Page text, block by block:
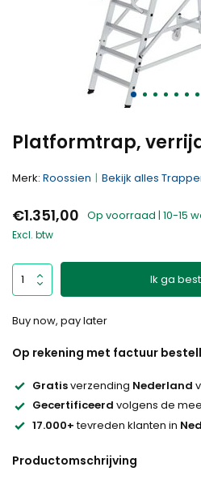
Platformtrap,
Merk: Roossien Bekijk alles
€1.351,00 Op voorraad | 10-15
Excl. btw
Ik ga
Buy now, pay later
Op rekening met factuur
Gratisverzending Nederland
Gecertificeerd volgens de
17.000+tevreden klanten in
Productomschrijving